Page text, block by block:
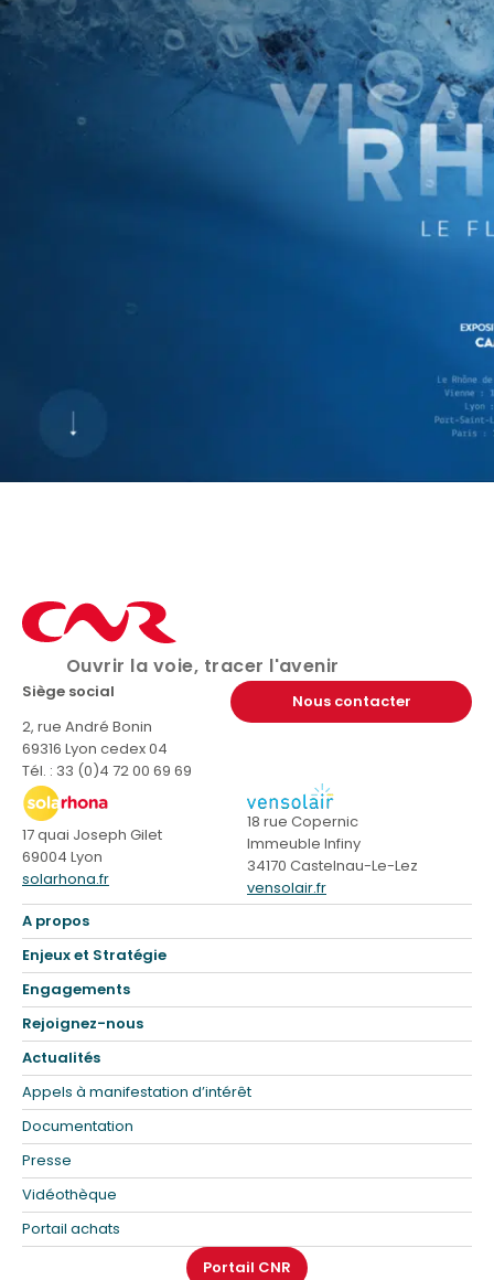
Ouvrir la voie, tracer l'avenir
Siège social
2, rue André Bonin
69316 Lyon cedex 04
Tél. : 33 (0)4 72 00 69 69
Nous contacter
17 quai Joseph Gilet
69004 Lyon
solarhona.fr
18 rue Copernic
Immeuble Infiny
34170 Castelnau-Le-Lez
vensolair.fr
A propos
Enjeux et Stratégie
Engagements
Rejoignez-nous
Actualités
Appels à manifestation d’intérêt
Documentation
Presse
Vidéothèque
Portail achats
Portail CNR